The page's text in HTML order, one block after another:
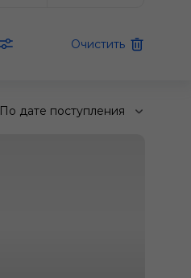
Очистить
По дате поступления